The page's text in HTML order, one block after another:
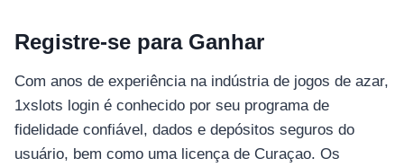
Registre-se para Ganhar
Com anos de experiência na indústria de jogos de azar,
1xslots login é conhecido por seu programa de
fidelidade confiável, dados e depósitos seguros do
usuário, bem como uma licença de Curaçao. Os